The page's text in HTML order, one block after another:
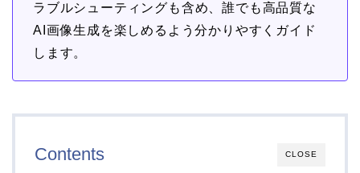
ラブルシューティングも含め、誰でも高品質な
AI画像生成を楽しめるよう分かりやすくガイド
します。
CLOSE
Contents